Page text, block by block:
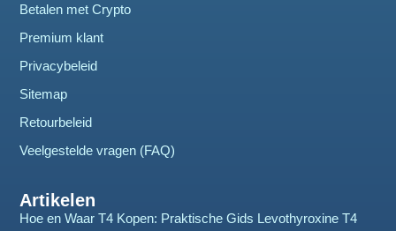
Betalen met Crypto
Premium klant
Privacybeleid
Sitemap
Retourbeleid
Veelgestelde vragen (FAQ)
Artikelen
Hoe en Waar T4 Kopen: Praktische Gids Levothyroxine T4